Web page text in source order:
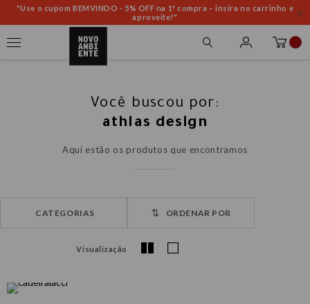
"Use o cupom BEMVINDO - 5% OFF na 1ª compra – insira no carrinho e
aproveite!"
Você buscou por:
athlas design
Aqui estão os produtos que encontramos
ORDENAR POR
Visualização